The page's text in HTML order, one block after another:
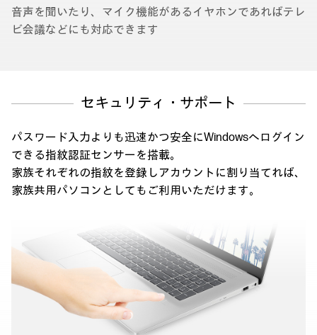
音声を聞いたり、マイク機能があるイヤホンであればテレ
ビ会議などにも対応できます
セキュリティ・サポート
パスワード入力よりも迅速かつ安全にWindowsへログイン
できる指紋認証センサーを搭載。
家族それぞれの指紋を登録しアカウントに割り当てれば、
家族共用パソコンとしてもご利用いただけます。